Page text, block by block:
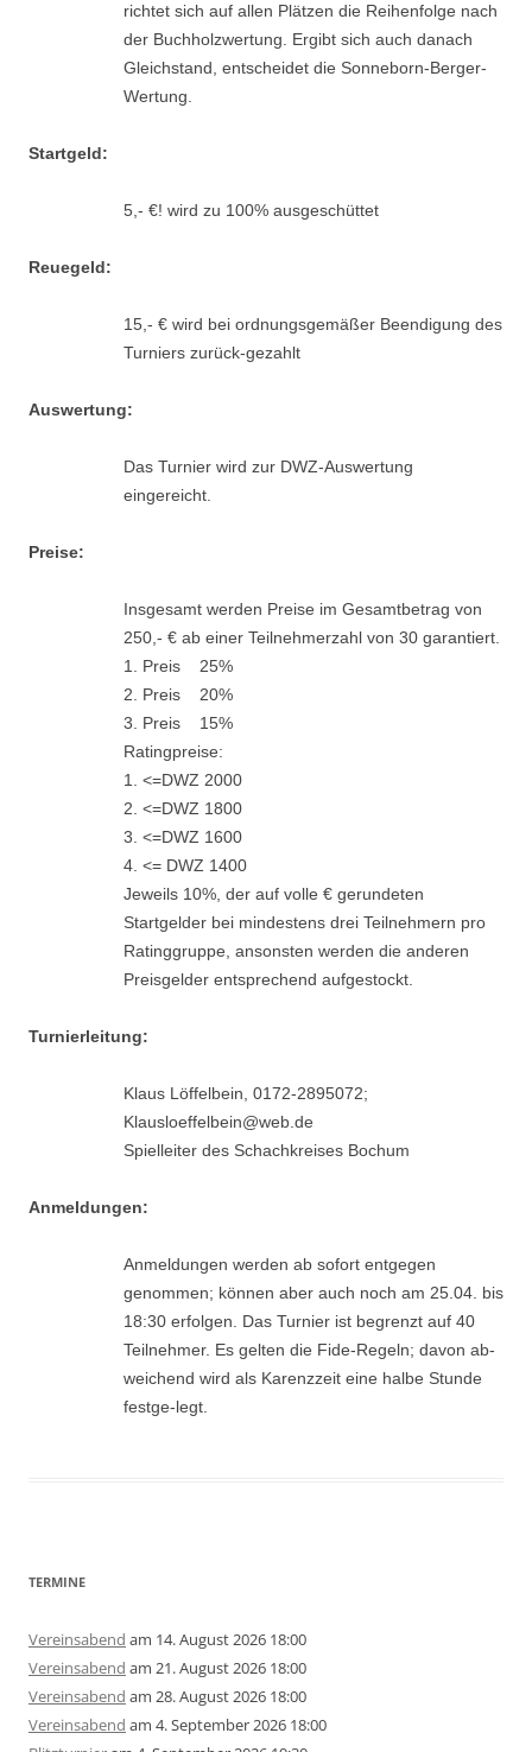
richtet sich auf allen Plätzen die Reihenfolge nach
der Buchholzwertung. Ergibt sich auch danach
Gleichstand, entscheidet die Sonneborn-Berger-
Wertung.
Startgeld:
5,- €! wird zu 100% ausgeschüttet
Reuegeld:
15,- € wird bei ordnungsgemäßer Beendigung des
Turniers zurück-gezahlt
Auswertung:
Das Turnier wird zur DWZ-Auswertung
eingereicht.
Preise:
Insgesamt werden Preise im Gesamtbetrag von
250,- € ab einer Teilnehmerzahl von 30 garantiert.
1. Preis 25%
2. Preis 20%
3. Preis 15%
Ratingpreise:
1. <=DWZ 2000
2. <=DWZ 1800
3. <=DWZ 1600
4. <= DWZ 1400
Jeweils 10%, der auf volle € gerundeten
Startgelder bei mindestens drei Teilnehmern pro
Ratinggruppe, ansonsten werden die anderen
Preisgelder entsprechend aufgestockt.
Turnierleitung:
Klaus Löffelbein, 0172-2895072;
Klausloeffelbein@web.de
Spielleiter des Schachkreises Bochum
Anmeldungen:
Anmeldungen werden ab sofort entgegen
genommen; können aber auch noch am 25.04. bis
18:30 erfolgen. Das Turnier ist begrenzt auf 40
Teilnehmer. Es gelten die Fide-Regeln; davon ab-
weichend wird als Karenzzeit eine halbe Stunde
festge-legt.
TERMINE
Vereinsabend am 14. August 2026 18:00
Vereinsabend am 21. August 2026 18:00
Vereinsabend am 28. August 2026 18:00
Vereinsabend am 4. September 2026 18:00